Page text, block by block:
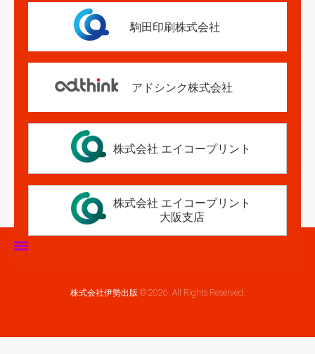
駒田印刷株式会社
アドシンク株式会社
株式会社 エイコープリント
株式会社 エイコープリント
大阪支店
株式会社伊勢出版 © 2026. All Rights Reserved.